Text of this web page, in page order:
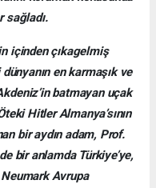
sağladı.
içinden çıkagelmiş
en karmaşık ve
batmayan uçak
Hitler Almanya’sının
bir aydın adam, Prof.
bir anlamda Türkiye’ye,
Neumark Avrupa